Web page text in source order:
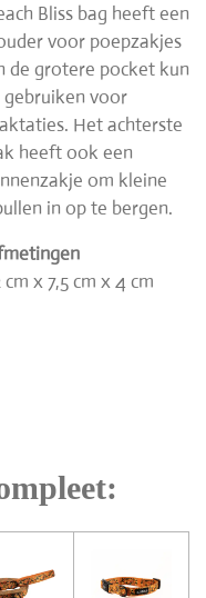
Bliss bag heeft een
voor poepzakjes
de grotere pocket kun
gebruiken voor
Het achterste
heeft ook een
om kleine
in op te bergen.
cm x 7,5 cm x 4 cm